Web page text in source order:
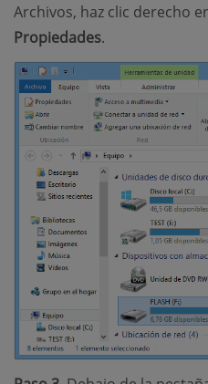
Archivos, haz clic derecho
Propiedades.